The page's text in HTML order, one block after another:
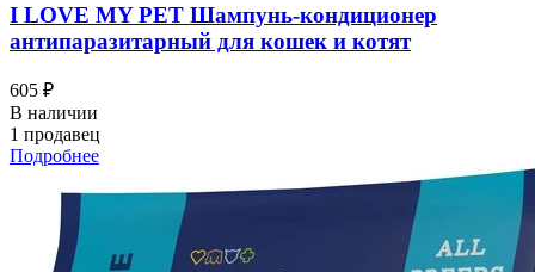
I LOVЕ MY PET Шампунь-кондиционер
антипаразитарный для кошек и котят
605 ₽
В наличии
1 продавец
Подробнее